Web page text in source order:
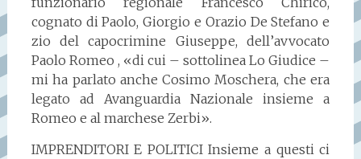
cognato di Paolo, Giorgio e Orazio De Stefano e
zio del capocrimine Giuseppe, dell’avvocato
Paolo Romeo , «di cui – sottolinea Lo Giudice –
mi ha parlato anche Cosimo Moschera, che era
legato ad Avanguardia Nazionale insieme a
Romeo e al marchese Zerbi».
IMPRENDITORI E POLITICI Insieme a questi ci